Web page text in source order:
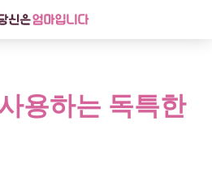
용하는 독특한